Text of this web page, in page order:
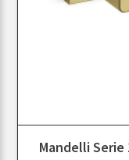
Mandelli Serie